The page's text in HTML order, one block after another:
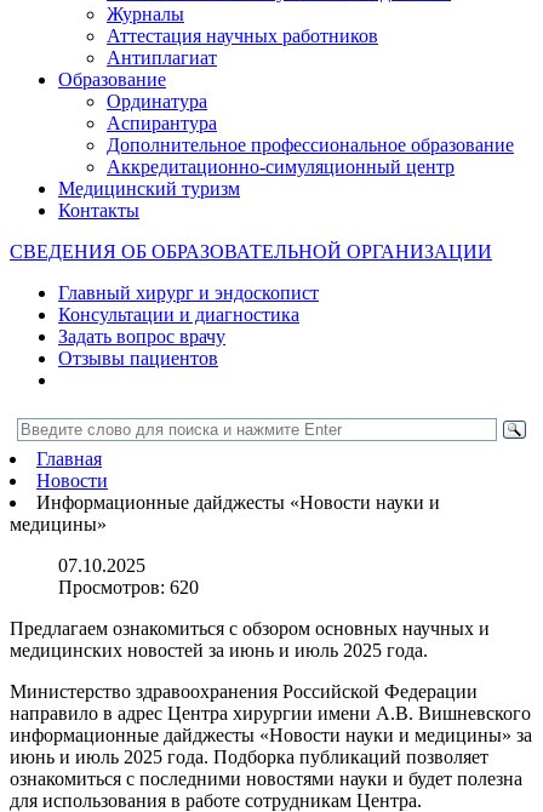
Журналы
Аттестация научных работников
Антиплагиат
Образование
Ординатура
Аспирантура
Дополнительное профессиональное образование
Аккредитационно-симуляционный центр
Медицинский туризм
Контакты
СВЕДЕНИЯ ОБ ОБРАЗОВАТЕЛЬНОЙ ОРГАНИЗАЦИИ
Главный хирург и эндоскопист
Консультации и диагностика
Задать вопрос врачу
Отзывы пациентов
Главная
Новости
Информационные дайджесты «Новости науки и
медицины»
07.10.2025
Просмотров: 620
Предлагаем ознакомиться с обзором основных научных и
медицинских новостей за июнь и июль 2025 года.
Министерство здравоохранения Российской Федерации
направило в адрес Центра хирургии имени А.В. Вишневского
информационные дайджесты «Новости науки и медицины» за
июнь и июль 2025 года. Подборка публикаций позволяет
ознакомиться с последними новостями науки и будет полезна
для использования в работе сотрудникам Центра.